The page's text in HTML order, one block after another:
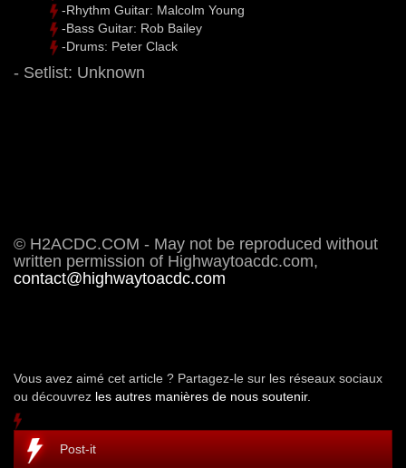
-Rhythm Guitar: Malcolm Young
-Bass Guitar: Rob Bailey
-Drums: Peter Clack
- Setlist: Unknown
© H2ACDC.COM - May not be reproduced without
written permission of Highwaytoacdc.com,
contact@highwaytoacdc.com
Vous avez aimé cet article ? Partagez-le sur les réseaux sociaux
ou découvrez les autres manières de nous soutenir.
Post-it